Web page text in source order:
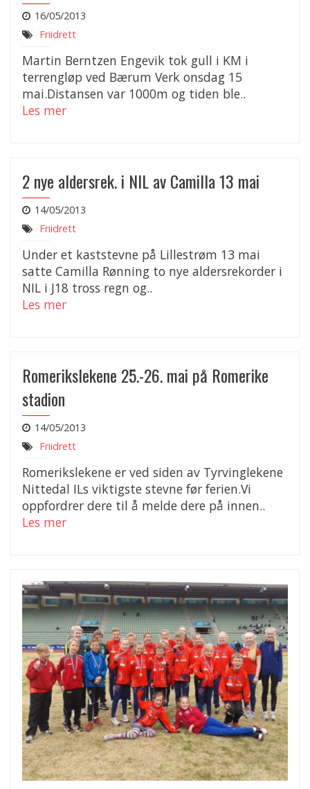
16/05/2013
Friidrett
Martin Berntzen Engevik tok gull i KM i
terrengløp ved Bærum Verk onsdag 15
mai.Distansen var 1000m og tiden ble..
Les mer
2 nye aldersrek. i NIL av Camilla 13 mai
14/05/2013
Friidrett
Under et kaststevne på Lillestrøm 13 mai
satte Camilla Rønning to nye aldersrekorder i
NIL i J18 tross regn og..
Les mer
Romerikslekene 25.-26. mai på Romerike
stadion
14/05/2013
Friidrett
Romerikslekene er ved siden av Tyrvinglekene
Nittedal ILs viktigste stevne før ferien.Vi
oppfordrer dere til å melde dere på innen..
Les mer